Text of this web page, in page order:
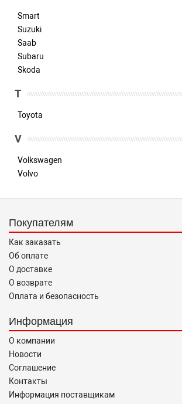
Smart
Suzuki
Saab
Subaru
Skoda
T
Toyota
V
Volkswagen
Volvo
Покупателям
Как заказать
Об оплате
О доставке
О возврате
Оплата и безопасность
Информация
О компании
Новости
Соглашение
Контакты
Информация поставщикам